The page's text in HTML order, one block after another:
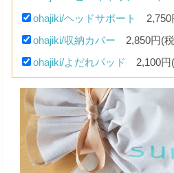
ohajiki/ヘッドサポート
2,750
ohajiki/収納カバー 2,850円(
ohajiki/よだれパッド
2,100円